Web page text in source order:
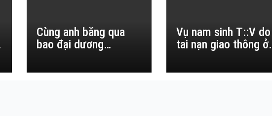
Cùng anh băng qua
bao đại dương…
Vụ nam sinh T::V do
tai nạn giao thông ở